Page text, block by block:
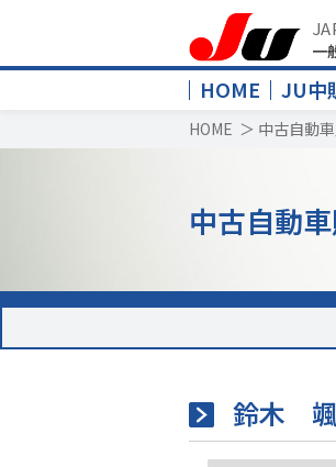
一
HOME JU中
HOME ＞ 中古自動
中古自動
鈴木